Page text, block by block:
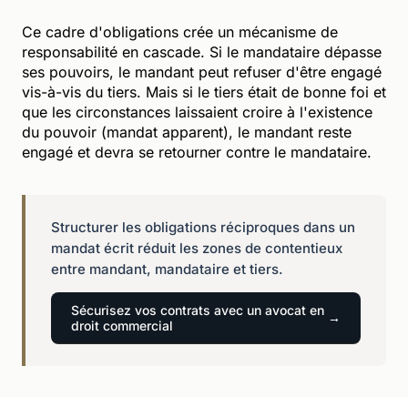
Ce cadre d'obligations crée un mécanisme de
responsabilité en cascade. Si le mandataire dépasse
ses pouvoirs, le mandant peut refuser d'être engagé
vis-à-vis du tiers. Mais si le tiers était de bonne foi et
que les circonstances laissaient croire à l'existence
du pouvoir (mandat apparent), le mandant reste
engagé et devra se retourner contre le mandataire.
Structurer les obligations réciproques dans un
mandat écrit réduit les zones de contentieux
entre mandant, mandataire et tiers.
Sécurisez vos contrats avec un avocat en
droit commercial